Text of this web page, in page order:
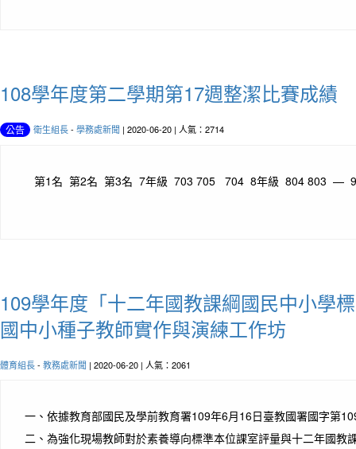
108學年度第二學期第17週整潔比賽成績
公告 衛生組長- 學務處新聞 | 2020-06-20 | 人氣：2714
第1名 第2名 第3名 7年級 703 705 704 8年級 804 803 —
109學年度「十二年國教課綱國民中小學
國中小種子教師實作與演練工作坊
體育組長- 教務處新聞 | 2020-06-20 | 人氣：2061
一、依據教育部國民及學前教育署109年6月16日臺教國署國字第
二、為強化現場教師對於素養導向標準本位課室評量與十二年國教